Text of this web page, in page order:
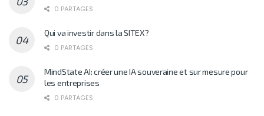
0 PARTAGES
Qui va investir dans la SITEX?
0 PARTAGES
MindState AI: créer une IA souveraine et sur mesure pour
les entreprises
0 PARTAGES